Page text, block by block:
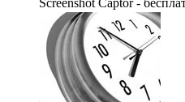
Screenshot Captor -
2007-10-19